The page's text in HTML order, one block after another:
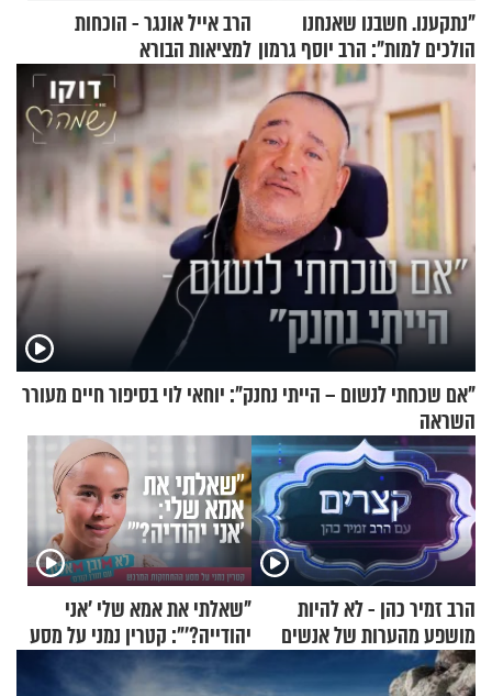
"נתקענו. חשבנו שאנחנו
הולכים למות": הרב יוסף גרמון
בריאיון מרתק
הרב אייל אונגר - הוכחות
למציאות הבורא
"אם שכחתי לנשום – הייתי נחנק": יוחאי לוי בסיפור חיים מעורר
השראה
הרב זמיר כהן - לא להיות
מושפע מהערות של אנשים
"שאלתי את אמא שלי 'אני
יהודייה?'": קטרין נמני על מסע
ההתחזקות המרגש